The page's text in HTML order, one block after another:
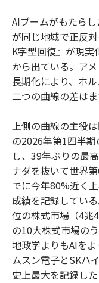
AIブームがもたら
が同じ地域で正反
K字型回復』が現実
から出ている。ア
長期化により、ホ
二つの曲線の差は
上側の曲線の主役
の2026年第1四半
し、39年ぶりの最
ナダを抜いて世界
でに今年80%近く
成績を記録してい
位の株式市場（4兆
の10大株式市場の
地政学よりもAIを
ムスン電子とSKハ
史上最大を記録し